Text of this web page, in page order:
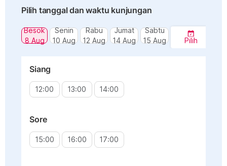
Pilih tanggal dan waktu kunjungan
Besok
8 Aug
Senin
10 Aug
Rabu
12 Aug
Jumat
14 Aug
Sabtu
15 Aug
Pilih
Siang
12:00 13:00 14:00
Sore
15:00 16:00 17:00